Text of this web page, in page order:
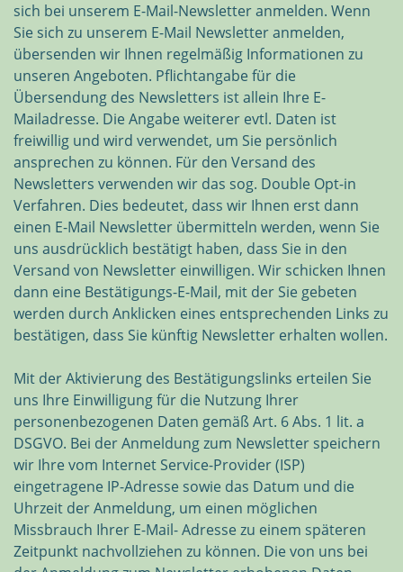
sich bei unserem E-Mail-Newsletter anmelden. Wenn
Sie sich zu unserem E-Mail Newsletter anmelden,
übersenden wir Ihnen regelmäßig Informationen zu
unseren Angeboten. Pflichtangabe für die
Übersendung des Newsletters ist allein Ihre E-
Mailadresse. Die Angabe weiterer evtl. Daten ist
freiwillig und wird verwendet, um Sie persönlich
ansprechen zu können. Für den Versand des
Newsletters verwenden wir das sog. Double Opt-in
Verfahren. Dies bedeutet, dass wir Ihnen erst dann
einen E-Mail Newsletter übermitteln werden, wenn Sie
uns ausdrücklich bestätigt haben, dass Sie in den
Versand von Newsletter einwilligen. Wir schicken Ihnen
dann eine Bestätigungs-E-Mail, mit der Sie gebeten
werden durch Anklicken eines entsprechenden Links zu
bestätigen, dass Sie künftig Newsletter erhalten wollen.
Mit der Aktivierung des Bestätigungslinks erteilen Sie
uns Ihre Einwilligung für die Nutzung Ihrer
personenbezogenen Daten gemäß Art. 6 Abs. 1 lit. a
DSGVO. Bei der Anmeldung zum Newsletter speichern
wir Ihre vom Internet Service-Provider (ISP)
eingetragene IP-Adresse sowie das Datum und die
Uhrzeit der Anmeldung, um einen möglichen
Missbrauch Ihrer E-Mail- Adresse zu einem späteren
Zeitpunkt nachvollziehen zu können. Die von uns bei